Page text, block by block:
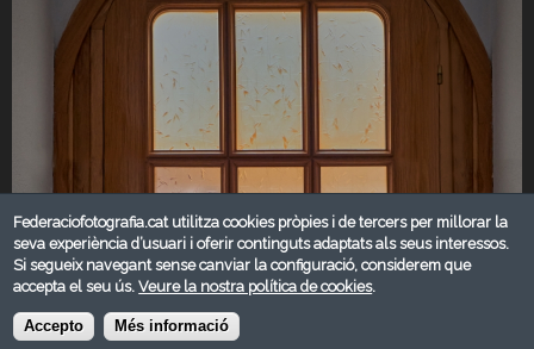
Federaciofotografia.cat utilitza cookies pròpies i de tercers per millorar la
seva experiència d’usuari i oferir continguts adaptats als seus interessos.
Si segueix navegant sense canviar la configuració, considerem que
accepta el seu ús.Veure la nostra política de cookies.
Accepto Més informació